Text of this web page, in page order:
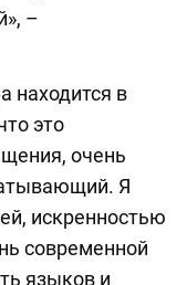
–
находится в
это
очень
Я
искренностью
современной
языков и